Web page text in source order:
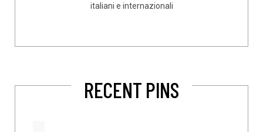
italiani e internazionali
RECENT PINS